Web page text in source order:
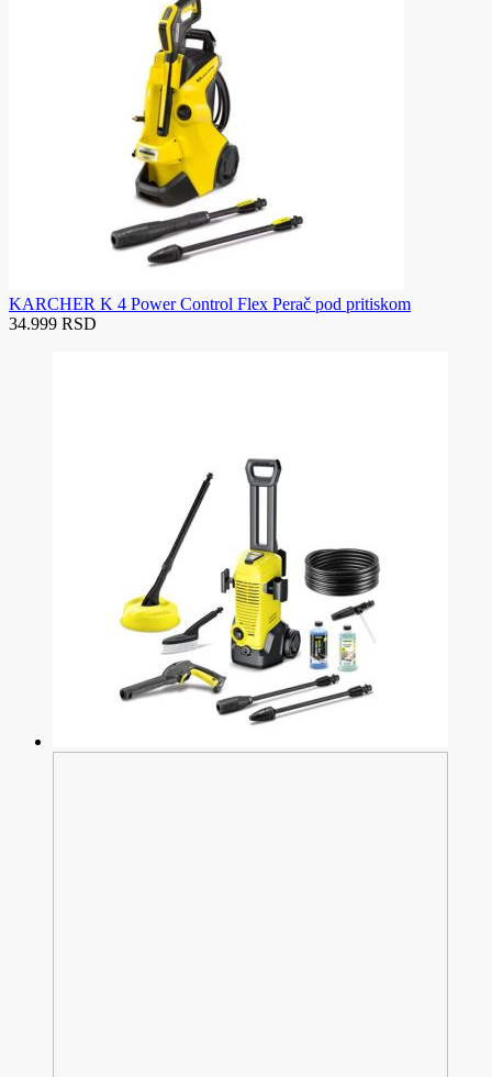
KARCHER K 4 Power Control Flex Perač pod pritiskom
34.999 RSD